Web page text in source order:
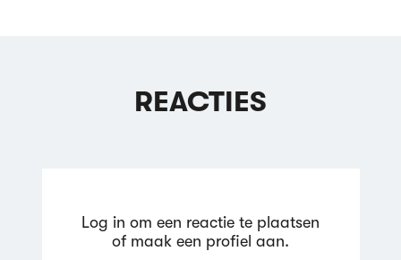
REACTIES
Log in om een reactie te plaatsen
of maak een profiel aan.